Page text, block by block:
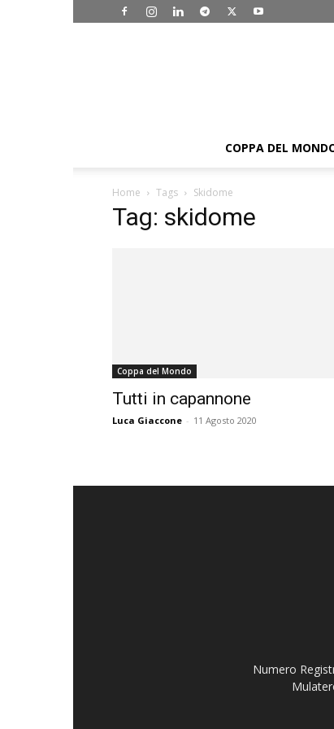
COPPA DEL
Home Tags Skidome
Tag: skidome
Coppa del Mondo
Tutti in capannone
Luca Giaccone - 11 Agosto 2020
Numero